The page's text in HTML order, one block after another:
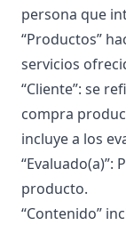
persona que
“Productos”
servicios
“Cliente”: se
compra
incluye a los
producto.
“Contenido”